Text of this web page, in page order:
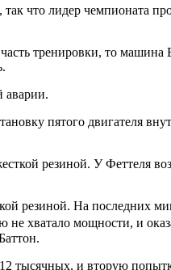
что лидер чемпионата
тренировки, то машина
аварии.
пятого двигателя
резиной. У Феттеля
резиной. На последних
не хватало мощности, и
тысячных, и вторую